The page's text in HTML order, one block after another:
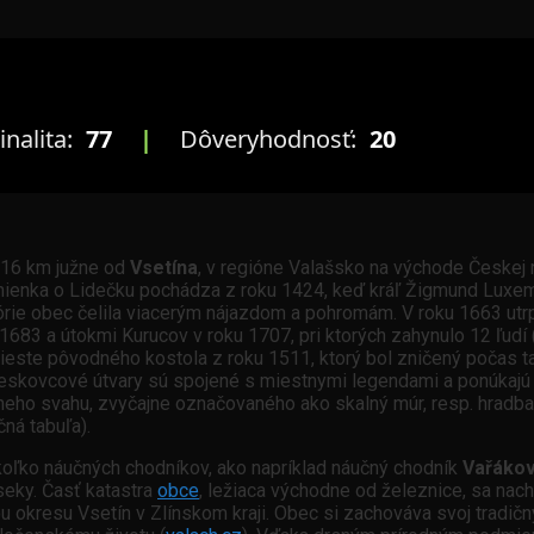
77 | Dôveryhodnosť: 20
km južne od Vsetína, v regióne Valašsko na východe
o Lidečku pochádza z roku 1424, keď kráľ Žigmund
obec čelila viacerým nájazdom a pohromám. V roku 1663
a útokmi Kurucov v roku 1707, pri ktorých zahynulo 12 ľudí
pôvodného kostola z roku 1511, ktorý bol zničený počas
útvary sú spojené s miestnymi legendami a ponúkajú
svahu, zvyčajne označovaného ako skalný múr, resp.
tabuľa).
náučných chodníkov, ako napríklad náučný chodník
Časť katastra obce, ležiaca východne od železnice, sa
Vsetín v Zlínskom kraji. Obec si zachováva svoj